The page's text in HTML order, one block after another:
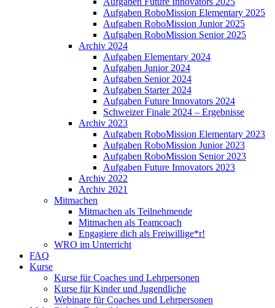
Aufgaben RoboMission Elementary 2025
Aufgaben RoboMission Junior 2025
Aufgaben RoboMission Senior 2025
Archiv 2024
Aufgaben Elementary 2024
Aufgaben Junior 2024
Aufgaben Senior 2024
Aufgaben Starter 2024
Aufgaben Future Innovators 2024
Schweizer Finale 2024 – Ergebnisse
Archiv 2023
Aufgaben RoboMission Elementary 2023
Aufgaben RoboMission Junior 2023
Aufgaben RoboMission Senior 2023
Aufgaben Future Innovators 2023
Archiv 2022
Archiv 2021
Mitmachen
Mitmachen als Teilnehmende
Mitmachen als Teamcoach
Engagiere dich als Freiwillige*r!
WRO im Unterricht
FAQ
Kurse
Kurse für Coaches und Lehrpersonen
Kurse für Kinder und Jugendliche
Webinare für Coaches und Lehrpersonen